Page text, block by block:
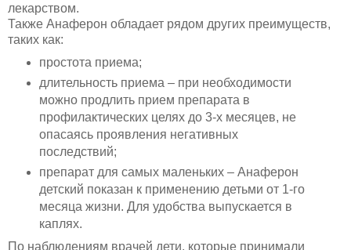
лекарством.
Также Анаферон обладает рядом других преимуществ,
таких как:
простота приема;
длительность приема – при необходимости
можно продлить прием препарата в
профилактических целях до 3-х месяцев, не
опасаясь проявления негативных
последствий;
препарат для самых маленьких – Анаферон
детский показан к применению детьми от 1-го
месяца жизни. Для удобства выпускается в
каплях.
По наблюдениям врачей дети, которые принимали